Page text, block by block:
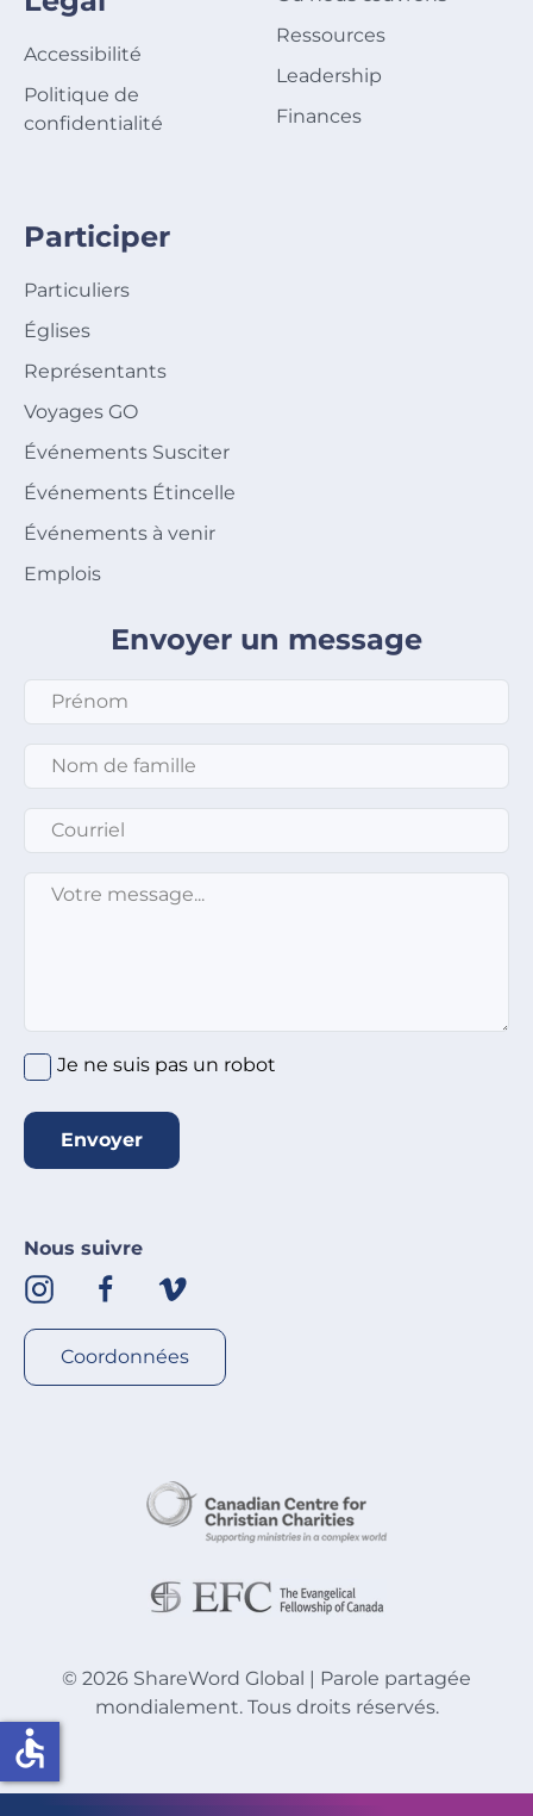
Accessibilité
Politique de
confidentialité
Ressources
Leadership
Finances
Participer
Particuliers
Églises
Représentants
Voyages GO
Événements Susciter
Événements Étincelle
Événements à venir
Emplois
Envoyer un message
Prénom
Nom de famille
Courriel
Message
Je ne suis pas un robot
Envoyer
Nous suivre
Coordonnées
© 2026 ShareWord Global | Parole partagée
mondialement. Tous droits réservés.
accessible